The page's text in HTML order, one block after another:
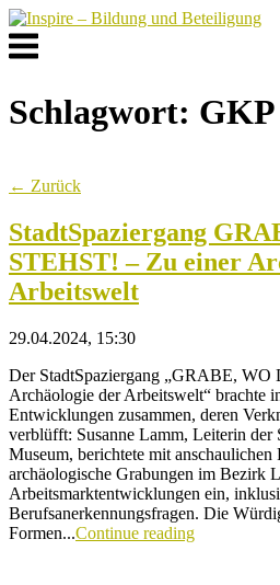
Skip
to
content
Menu
Schlagwort: GKP
← Zurück
StadtSpaziergang
STEHST! – Zu einer
Arbeitswelt
29.04.2024, 15:30
Der StadtSpaziergang „GRABE,
Archäologie der Arbeitswelt“ brachte
Entwicklungen zusammen, deren
verblüfft: Susanne Lamm, Leiterin der
Museum, berichtete mit anschaulichen
archäologische Grabungen im Bezirk
Arbeitsmarktentwicklungen ein,
Berufsanerkennungsfragen. Die
Formen...Continue reading